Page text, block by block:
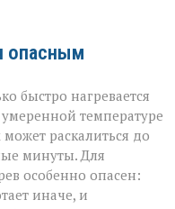
опасным
быстро нагревается
температуре
раскалиться до
минуты. Для
особенно опасен:
иначе, и